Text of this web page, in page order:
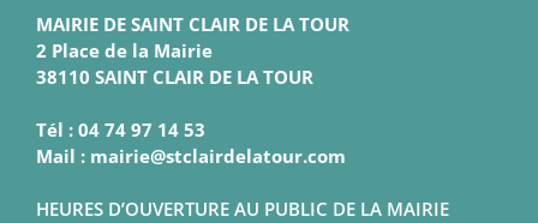
MAIRIE DE SAINT CLAIR DE LA TOUR
2 Place de la Mairie
38110 SAINT CLAIR DE LA TOUR
Tél : 04 74 97 14 53
Mail : mairie@stclairdelatour.com
HEURES D’OUVERTURE AU PUBLIC DE LA MAIRIE